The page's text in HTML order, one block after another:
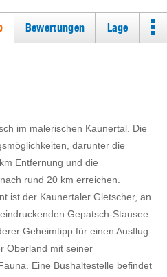
Bewertungen Lage
im malerischen Kaunertal. Die
darunter die
Entfernung und die
rund 20 km erreichen.
ist der Kaunertaler Gletscher, an
Gepatsch-Stausee
Geheimtipp für einen Ausflug
Oberland mit seiner
Eine Bushaltestelle befindet